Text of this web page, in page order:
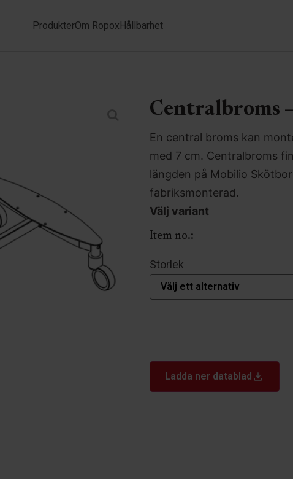
ProdukterOm RopoxHållbarhet
Centralbroms
En central broms kan
med 7 cm. Centralbroms
längden på Mobilio
fabriksmonterad.
Välj variant
Item no.:
Storlek
Ladda ner datablad